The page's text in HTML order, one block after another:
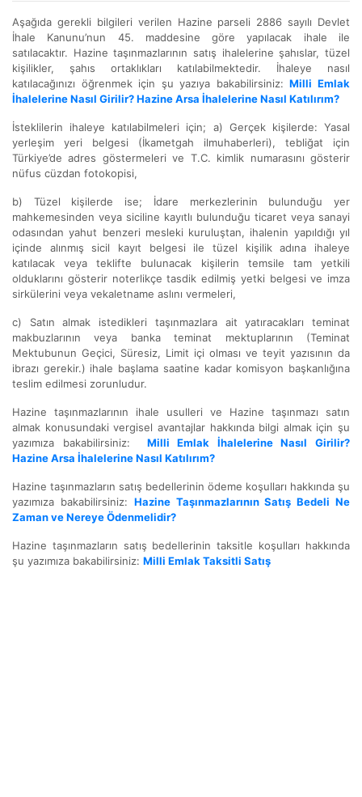
Aşağıda gerekli bilgileri verilen Hazine parseli 2886 sayılı Devlet
İhale Kanunu’nun 45. maddesine göre yapılacak ihale ile
satılacaktır. Hazine taşınmazlarının satış ihalelerine şahıslar, tüzel
kişilikler, şahıs ortaklıkları katılabilmektedir. İhaleye nasıl
katılacağınızı öğrenmek için şu yazıya bakabilirsiniz:Milli Emlak
İhalelerine Nasıl Girilir? Hazine Arsa İhalelerine Nasıl Katılırım?
İsteklilerin ihaleye katılabilmeleri için; a) Gerçek kişilerde: Yasal
yerleşim yeri belgesi (İkametgah ilmuhaberleri), tebliğat için
Türkiye’de adres göstermeleri ve T.C. kimlik numarasını gösterir
nüfus cüzdan fotokopisi,
b) Tüzel kişilerde ise; İdare merkezlerinin bulunduğu yer
mahkemesinden veya siciline kayıtlı bulunduğu ticaret veya sanayi
odasından yahut benzeri mesleki kuruluştan, ihalenin yapıldığı yıl
içinde alınmış sicil kayıt belgesi ile tüzel kişilik adına ihaleye
katılacak veya teklifte bulunacak kişilerin temsile tam yetkili
olduklarını gösterir noterlikçe tasdik edilmiş yetki belgesi ve imza
sirkülerini veya vekaletname aslını vermeleri,
c) Satın almak istedikleri taşınmazlara ait yatıracakları teminat
makbuzlarının veya banka teminat mektuplarının (Teminat
Mektubunun Geçici, Süresiz, Limit içi olması ve teyit yazısının da
ibrazı gerekir.) ihale başlama saatine kadar komisyon başkanlığına
teslim edilmesi zorunludur.
Hazine taşınmazlarının ihale usulleri ve Hazine taşınmazı satın
almak konusundaki vergisel avantajlar hakkında bilgi almak için şu
yazımıza bakabilirsiniz: Milli Emlak İhalelerine Nasıl Girilir?
Hazine Arsa İhalelerine Nasıl Katılırım?
Hazine taşınmazların satış bedellerinin ödeme koşulları hakkında şu
yazımıza bakabilirsiniz: Hazine Taşınmazlarının Satış Bedeli Ne
Zaman ve Nereye Ödenmelidir?
Hazine taşınmazların satış bedellerinin taksitle koşulları hakkında
şu yazımıza bakabilirsiniz: Milli Emlak Taksitli Satış